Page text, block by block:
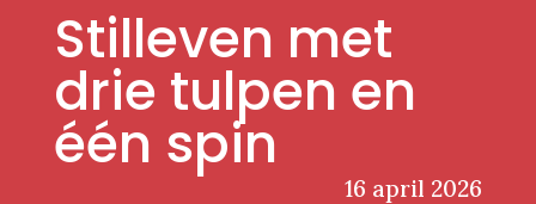
Stilleven met
drie tulpen en
één spin
16 april 2026